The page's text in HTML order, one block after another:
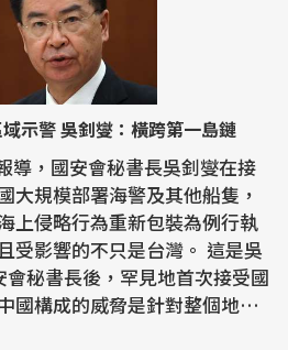
對中國「混合戰」威脅區域示警 吳釗燮：橫跨第一島鏈
導，國安會秘書長吳釗燮在接
大規模部署海警及其他船隻，
上侵略行為重新包裝為例行執
響的不只是台灣。 這是吳
秘書長後，罕見地首次接受國
國構成的威脅是針對整個地